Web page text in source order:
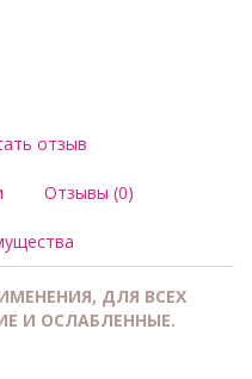
отзыв
Отзывы (0)
ДЛЯ ВСЕХ
И ОСЛАБЛЕННЫЕ.